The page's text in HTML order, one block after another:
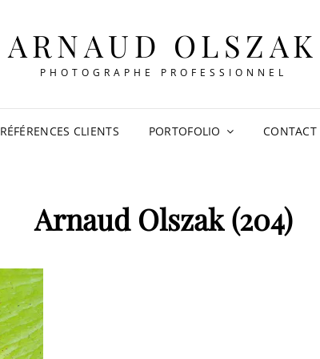
ARNAUD OLSZAK
PHOTOGRAPHE PROFESSIONNEL
RÉFÉRENCES CLIENTS PORTOFOLIO CONTACT
Arnaud Olszak (204)